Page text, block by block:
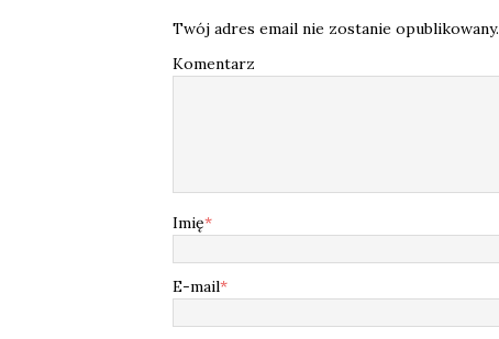
Twój adres email nie zostanie opublikowany.
Komentarz
Imię*
E-mail*